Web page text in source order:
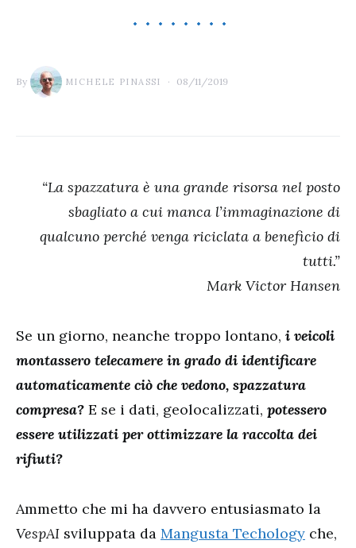
By MICHELE PINASSI 08/11/2019
“La spazzatura è una grande risorsa nel posto
sbagliato a cui manca l’immaginazione di
qualcuno perché venga riciclata a beneficio di
tutti.”
Mark Victor Hansen
Se un giorno, neanche troppo lontano, i veicoli
montassero telecamere in grado di identificare
automaticamente ciò che vedono, spazzatura
compresa? E se i dati, geolocalizzati, potessero
essere utilizzati per ottimizzare la raccolta dei
rifiuti?
Ammetto che mi ha davvero entusiasmato la
VespAI sviluppata da Mangusta Techology che,